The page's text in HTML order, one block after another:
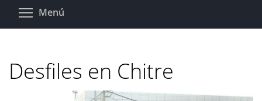
Pasar
Menú
Desfiles en Chitre